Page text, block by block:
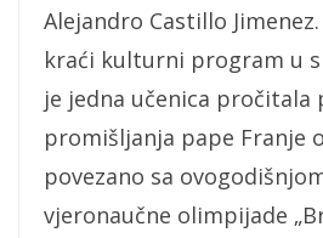
Alejandro Castillo
kraći kulturni program u
je jedna učenica pročitala
promišljanja pape Franje
povezano sa
vjeronaučne olimpijade